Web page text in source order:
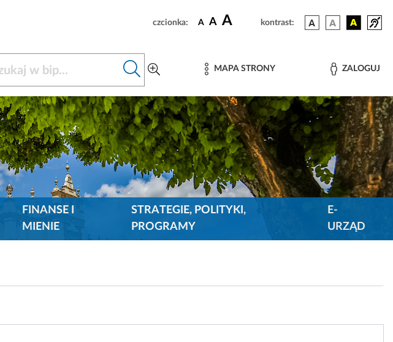
czcionka: A A A kontrast:
MAPA STRONY ZALOGUJ
FINANSE I
MIENIE
STRATEGIE, POLITYKI,
PROGRAMY
E-
URZĄD